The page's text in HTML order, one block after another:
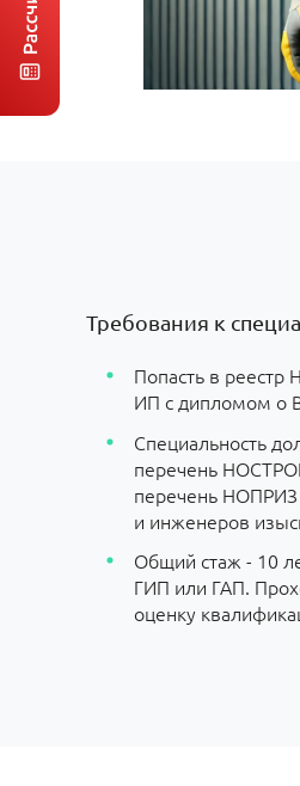
Требования к
Попасть в реестр
ИП с дипломом о
Специальность
перечень
перечень
и инженеров
Общий стаж - 10
ГИП или ГАП.
оценку